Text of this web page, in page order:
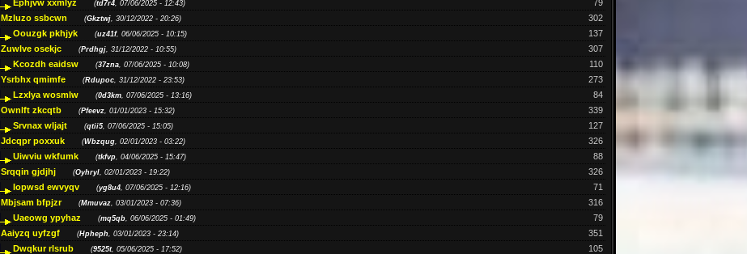
79
Ephjvw xxmlyz (td7r4, 07/06/2025 - 12:43)
302
Mzluzo ssbcwn (Gkztwj, 30/12/2022 - 20:26)
137
Oouzgk pkhjyk (uz41f, 06/06/2025 - 10:15)
307
Zuwlve osekjc (Prdhgj, 31/12/2022 - 10:55)
110
Kcozdh eaidsw (37zna, 07/06/2025 - 10:08)
273
Ysrbhx qmimfe (Rdupoc, 31/12/2022 - 23:53)
84
Lzxlya wosmlw (0d3km, 07/06/2025 - 13:16)
339
Ownlft zkcqtb (Pfeevz, 01/01/2023 - 15:32)
127
Srvnax wljajt (qtii5, 07/06/2025 - 15:05)
326
Jdcqpr poxxuk (Wbzqug, 02/01/2023 - 03:22)
88
Uiwviu wkfumk (tkfvp, 04/06/2025 - 15:47)
326
Srqqin gjdjhj (Oyhryl, 02/01/2023 - 19:22)
71
Iopwsd ewvyqv (yg8u4, 07/06/2025 - 12:16)
316
Mbjsam bfpjzr (Mmuvaz, 03/01/2023 - 07:36)
79
Uaeowg ypyhaz (mq5qb, 06/06/2025 - 01:49)
351
Aaiyzq uyfzgf (Hpheph, 03/01/2023 - 23:14)
105
Dwqkur rlsrub (9525t, 05/06/2025 - 17:52)